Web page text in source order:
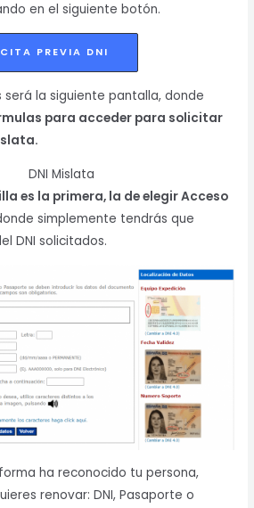
en el siguiente botón.
CITA PREVIA DNI
será la siguiente pantalla, donde
para acceder para solicitar
es la primera, la de elegir Acceso
simplemente tendrás que
DNI solicitados.
ha reconocido tu persona,
renovar: DNI, Pasaporte o